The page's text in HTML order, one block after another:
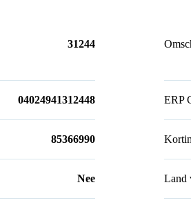
31244
04024941312448 ERP
85366990
Nee Land